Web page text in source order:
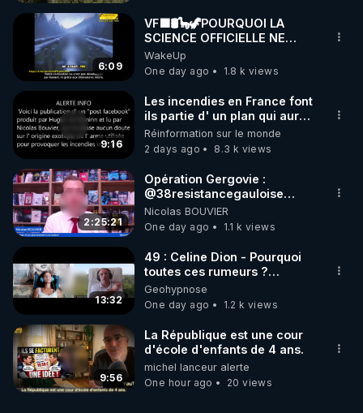
6:09
VF🟩🛢🦕🦖POURQUOI LA
SCIENCE OFFICIELLE NE
CONNAÎT-ELLE PAS LA VRAIE
ORIGINE DU PÉTROL -
Jocelyne Tr
WakeUp
One day ago
1.8 k views
9:16
Les incendies en France font
ils partie d' un plan qui aurait
débuté le 11 septembre 2001
?
Réinformation sur le monde
2 days ago
8.3 k views
2:25:21
Opération Gergovie :
‪@38resistancegauloise‬
‪@MarionSigautOfficiel‬
‪@gladysriifard5710‬ Laëtitia
Nicolas BOUVIER
One day ago
1.1 k views
13:32
49 : Celine Dion - Pourquoi
toutes ces rumeurs ?
Enquête sous hypnose
Geohypnose
One day ago
1.2 k views
9:56
La République est une cour
d'école d'enfants de 4 ans.
michel lanceur alerte
One hour ago
20 views